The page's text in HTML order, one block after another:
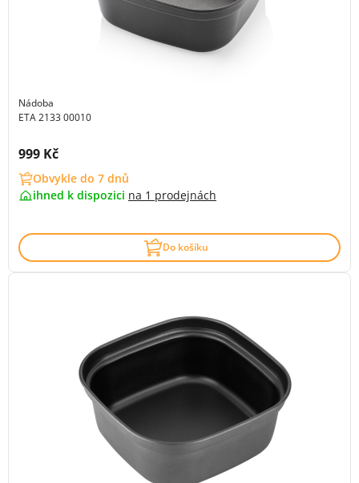
Nádoba
ETA 2133 00010
Cena s DPH:
999 Kč
Obvykle do 7 dnů
ihned k dispozici na 1 prodejnách
Do košíku